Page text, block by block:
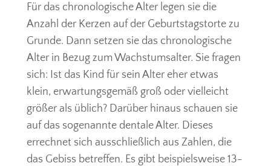
Für das chronologische Alter legen sie die
Anzahl der Kerzen auf der Geburtstagstorte zu
Grunde. Dann setzen sie das chronologische
Alter in Bezug zum Wachstumsalter. Sie fragen
sich: Ist das Kind für sein Alter eher etwas
klein, erwartungsgemäß groß oder vielleicht
größer als üblich? Darüber hinaus schauen sie
auf das sogenannte dentale Alter. Dieses
errechnet sich ausschließlich aus Zahlen, die
das Gebiss betreffen. Es gibt beispielsweise 13-